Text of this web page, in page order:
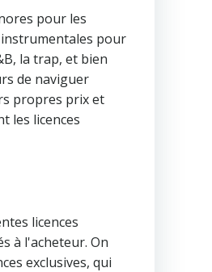
pour les
instrumentales pour
la trap, et bien
de naviguer
propres prix et
les licences
licences
à l'acheteur. On
exclusives, qui